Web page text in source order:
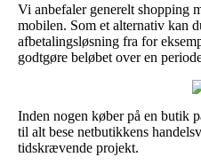
Vi anbefaler generelt shopping
mobilen. Som et alternativ kan
afbetalingsløsning fra for
godtgøre beløbet over en
Inden nogen køber på en butik
til alt bese netbutikkens
tidskrævende projekt.